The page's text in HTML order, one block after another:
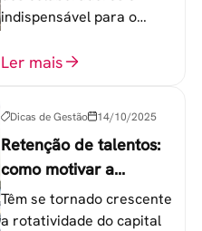
indispensável para o
equipe de trabalho. 6
Ler mais
Dicas de Gestão 14/10/2025
Retenção de talentos:
como motivar a
geração Y nas
empresas?
Têm se tornado crescente
a rotatividade do capital